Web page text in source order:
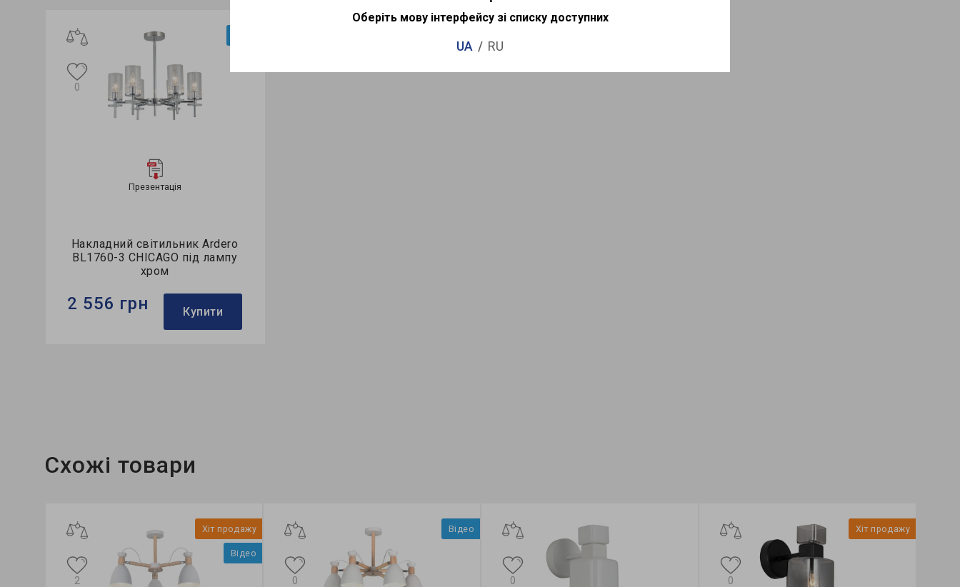
Презентація
Накладний світильник Ardero
BL1760-3 CHICAGO під лампу
хром
0
2 556 грн Купити
Схожі товари
Хіт продажу
Відео
2
Відео
0 0
Хіт продажу
0
Оберіть мову інтерфейсу зі списку доступних
UA RU